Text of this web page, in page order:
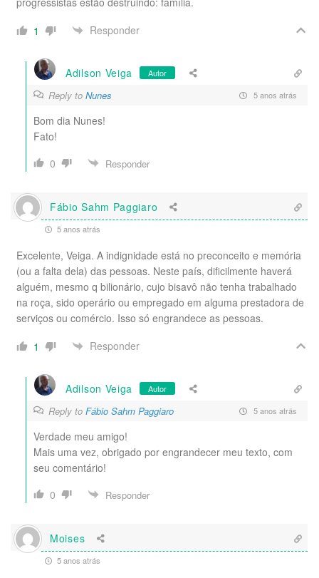
1
Responder
Adilson Veiga Autor
Reply to Nunes 5 anos atrás
Bom dia Nunes!
Fato!
0
Responder
Fábio Sahm Paggiaro
5 anos atrás
Excelente, Veiga. A indignidade está no preconceito e memória
(ou a falta dela) das pessoas. Neste país, dificilmente haverá
alguém, mesmo q bilionário, cujo bisavô não tenha trabalhado
na roça, sido operário ou empregado em alguma prestadora de
serviços ou comércio. Isso só engrandece as pessoas.
1
Responder
Adilson Veiga Autor
Reply to Fábio Sahm Paggiaro 5 anos atrás
Verdade meu amigo!
Mais uma vez, obrigado por engrandecer meu texto, com
seu comentário!
0
Responder
Moises
5 anos atrás